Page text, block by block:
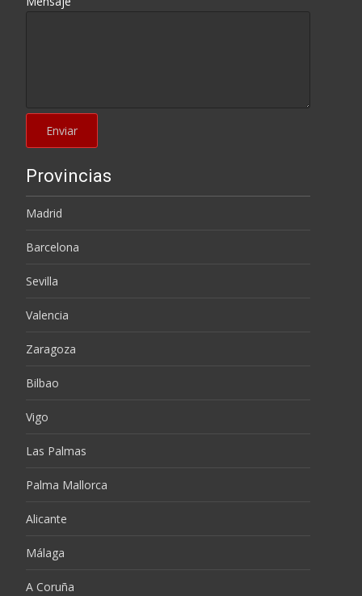
Provincias
Madrid
Barcelona
Sevilla
Valencia
Zaragoza
Bilbao
Vigo
Las Palmas
Palma Mallorca
Alicante
Málaga
A Coruña